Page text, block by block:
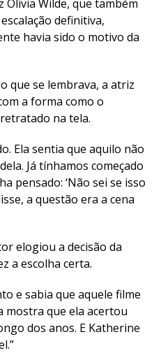
Wilde, que também
definitiva,
havia sido o motivo da
que se lembrava, a atriz
a forma como o
na tela.
Ela sentia que aquilo não
Já tínhamos começado
pensado: ‘Não sei se isso
a questão era a cena
elogiou a decisão da
a escolha certa.
e sabia que aquele filme
mostra que ela acertou
dos anos. E Katherine